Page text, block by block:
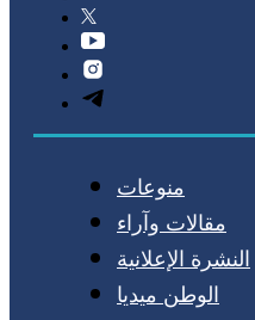
منوعات
مقالات وآراء
النشرة الإعلانية
الوطن ميديا